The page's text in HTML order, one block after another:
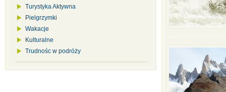
Turystyka Aktywna
Pielgrzymki
Wakacje
Kulturalne
Trudnośc w podróży